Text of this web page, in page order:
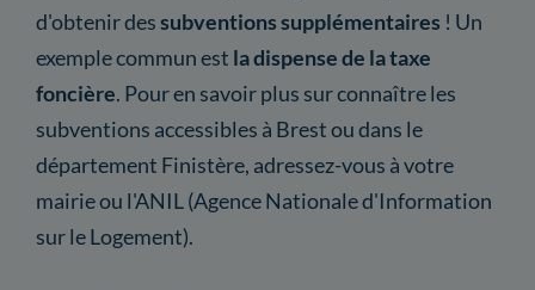
d'obtenir dessubventions supplémentaires ! Un
exemple commun est la dispense de la taxe
foncière. Pour en savoir plus sur connaître les
subventions accessibles à Brest ou dans le
département Finistère, adressez-vous à votre
mairie ou l'ANIL (Agence Nationale d'Information
sur le Logement).